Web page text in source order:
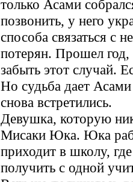
только Асами
позвонить, у него
способа связаться с
потерян. Прошел
забыть этот случай.
Но судьба дает
снова встретились.
Девушка, которую
Мисаки Юка. Юка
приходит в школу,
получить с одной